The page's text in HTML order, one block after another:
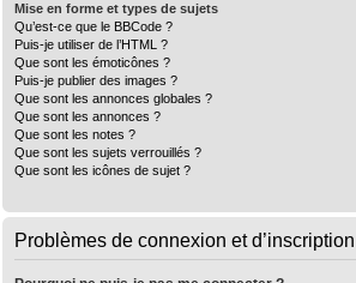
Mise en forme et types de sujets
Qu’est-ce que le BBCode ?
Puis-je utiliser de l’HTML ?
Que sont les émoticônes ?
Puis-je publier des images ?
Que sont les annonces globales ?
Que sont les annonces ?
Que sont les notes ?
Que sont les sujets verrouillés ?
Que sont les icônes de sujet ?
Problèmes de connexion et d’inscription